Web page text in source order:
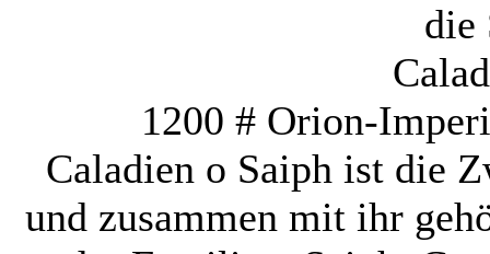
die
1200 # Orion-
Caladien o Saiph ist die
und zusammen mit ihr